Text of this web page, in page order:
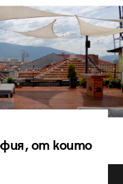
от които